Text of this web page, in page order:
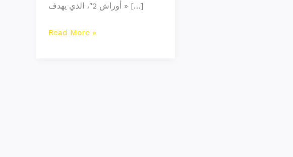
« أوراش 2″، الذي يهدف […]
Read More »